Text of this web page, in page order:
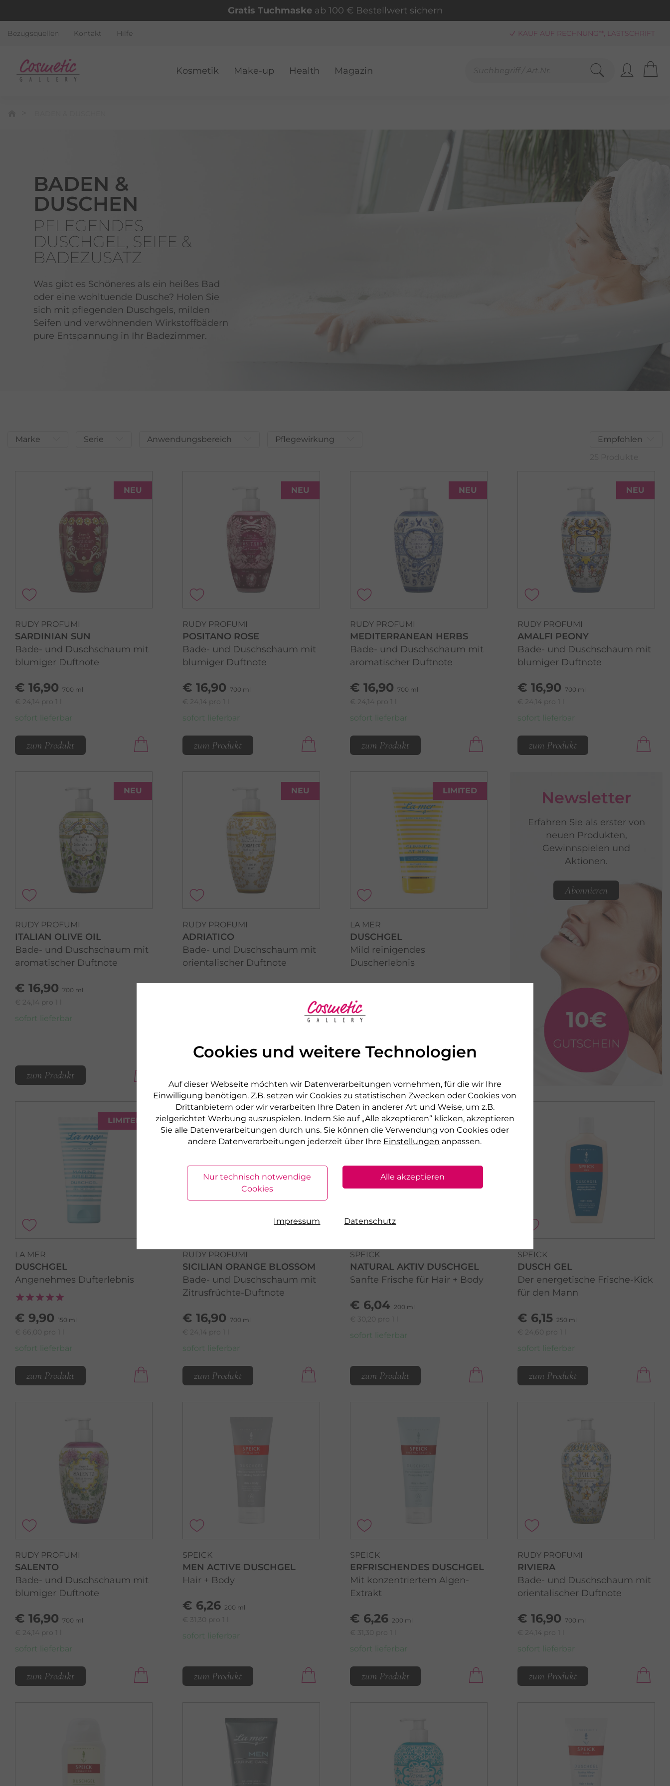
Cookies und weitere Technologien
Auf dieser Webseite möchten wir Datenverarbeitungen vornehmen, für die wir Ihre
Einwilligung benötigen. Z.B. setzen wir Cookies zu statistischen Zwecken oder Cookies von
Drittanbietern oder wir verarbeiten Ihre Daten in anderer Art und Weise, um z.B.
zielgerichtet Werbung auszuspielen. Indem Sie auf „Alle akzeptieren“ klicken, akzeptieren
Sie alle Datenverarbeitungen durch uns. Sie können die Verwendung von Cookies oder
andere Datenverarbeitungen jederzeit über Ihre Einstellungen anpassen.
Nur technisch notwendige
Cookies
Alle akzeptieren
Impressum Datenschutz
Gratis Tuchmaskeab 100 € Bestellwert sichern
Bezugsquellen Kontakt Hilfe
KAUF AUF RECHNUNG**, LASTSCHRIFT
FREUNDLICHER SERVICE 0800-808159
GEPRÜFTER, ZERTIFIZIERTER SHOP
Kosmetik Make-up Health Magazin
BADEN &
DUSCHEN
PFLEGENDES
DUSCHGEL, SEIFE &
BADEZUSATZ
Was gibt es Schöneres als ein heißes Bad
oder eine wohltuende Dusche? Holen Sie
sich mit pflegenden Duschgels, milden
Seifen und verwöhnenden Wirkstoffbädern
pure Entspannung in Ihr Badezimmer.
Marke Serie Anwendungsbereich
Pflegewirkung
Empfohlen
NEU
RUDY PROFUMI
SARDINIAN SUN
Bade- und Duschschaum mit
blumiger Duftnote
€ 16,90 700 ml
€ 24,14 pro 1 l
sofort lieferbar
zum Produkt
NEU
RUDY PROFUMI
POSITANO ROSE
Bade- und Duschschaum mit
blumiger Duftnote
€ 16,90 700 ml
€ 24,14 pro 1 l
sofort lieferbar
zum Produkt
NEU
RUDY PROFUMI
MEDITERRANEAN HERBS
Bade- und Duschschaum mit
aromatischer Duftnote
€ 16,90 700 ml
€ 24,14 pro 1 l
sofort lieferbar
zum Produkt
NEU
RUDY PROFUMI
AMALFI PEONY
Bade- und Duschschaum mit
blumiger Duftnote
€ 16,90 700 ml
€ 24,14 pro 1 l
sofort lieferbar
zum Produkt
NEU
RUDY PROFUMI
ITALIAN OLIVE OIL
Bade- und Duschschaum mit
aromatischer Duftnote
€ 16,90 700 ml
€ 24,14 pro 1 l
sofort lieferbar
zum Produkt
NEU
RUDY PROFUMI
ADRIATICO
Bade- und Duschschaum mit
orientalischer Duftnote
€ 16,90
LIMITED
LA MER
DUSCHGEL
Mild reinigendes
Duscherlebnis
€ 11,90
€ 79,33 pro 1 l
sofort lieferbar
Newsletter
Erfahren Sie als erster von
neuen Produkten,
Gewinnspielen und
Aktionen.
Abonnieren
LIMITED
LA MER
DUSCHGEL
Angenehmes Dufterlebnis
€ 9,90 150 ml
€ 66,00 pro 1 l
sofort lieferbar
zum Produkt
RUDY PROFUMI
SICILIAN ORANGE BLOSSOM
Bade- und Duschschaum mit
Zitrusfrüchte-Duftnote
€ 16,90 700 ml
€ 24,14 pro 1 l
sofort lieferbar
zum Produkt
SPEICK
NATURAL AKTIV DUSCHGEL
Sanfte Frische für Hair + Body
€ 6,04 200 ml
€ 30,20 pro 1 l
sofort lieferbar
zum Produkt
SPEICK
DUSCH GEL
Der energetische Frische-Kick
für den Mann
€ 6,15 250 ml
€ 24,60 pro 1 l
sofort lieferbar
zum Produkt
RUDY PROFUMI
SALENTO
Bade- und Duschschaum mit
blumiger Duftnote
€ 16,90 700 ml
€ 24,14 pro 1 l
sofort lieferbar
zum Produkt
SPEICK
MEN ACTIVE DUSCHGEL
Hair + Body
€ 6,26 200 ml
€ 31,30 pro 1 l
sofort lieferbar
zum Produkt
SPEICK
ERFRISCHENDES DUSCHGEL
Mit konzentriertem Algen-
Extrakt
€ 6,26 200 ml
€ 31,30 pro 1 l
sofort lieferbar
zum Produkt
RUDY PROFUMI
RIVIERA
Bade- und Duschschaum mit
orientalischer Duftnote
€ 16,90 700 ml
€ 24,14 pro 1 l
sofort lieferbar
zum Produkt